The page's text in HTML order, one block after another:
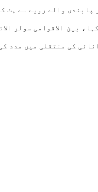
والے رویے سے ہٹ
تبدیلی سے لڑنے کے لیے کیا کیا جا سکتا
کی منتقلی میں مدد